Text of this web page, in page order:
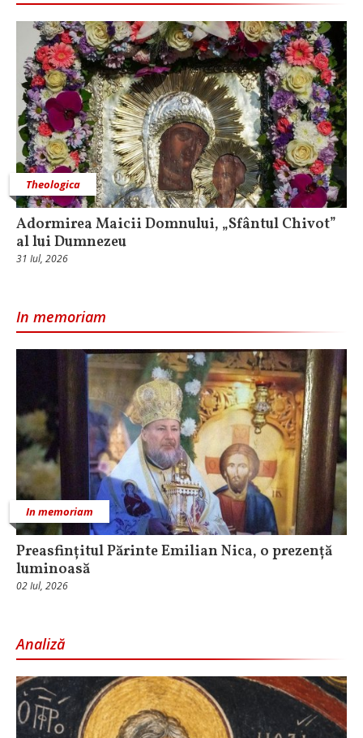
Theologica
Adormirea Maicii Domnului, „Sfântul Chivot”
al lui Dumnezeu
31 Iul, 2026
In memoriam
In memoriam
Preasfințitul Părinte Emilian Nica, o prezență
luminoasă
02 Iul, 2026
Analiză